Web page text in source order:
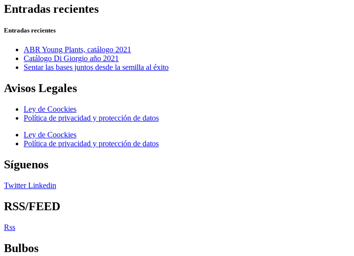
Entradas recientes
Entradas recientes
ABR Young Plants, catálogo 2021
Catálogo Di Giorgio año 2021
Sentar las bases juntos desde la semilla al éxito
Avisos Legales
Ley de Coockies
Política de privacidad y protección de datos
Ley de Coockies
Política de privacidad y protección de datos
Síguenos
Twitter Linkedin
RSS/FEED
Rss
Bulbos